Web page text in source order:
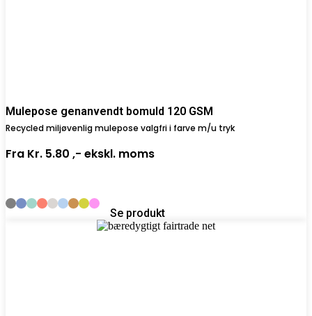
Mulepose genanvendt bomuld 120 GSM
Recycled miljøvenlig mulepose valgfri i farve m/u tryk
Fra Kr. 5.80 ,- ekskl. moms
Se produkt